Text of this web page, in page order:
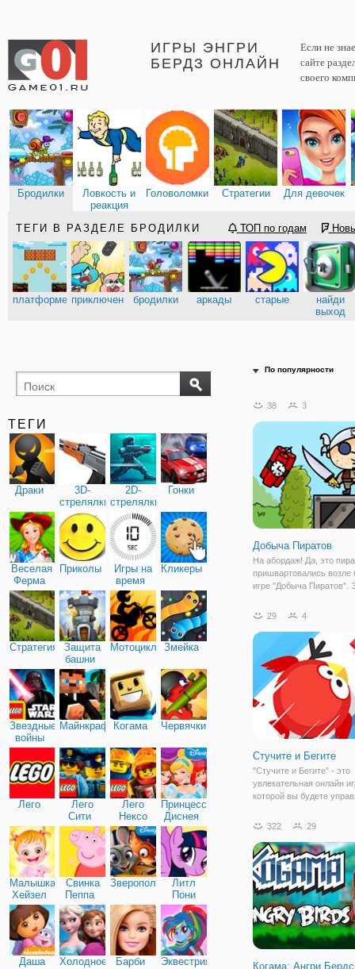
ИГРЫ ЭНГРИ
БЕРДЗ ОНЛАЙН
Если не
сайте
своего
Бродилки
Ловкость и
реакция
Головоломки Стратегии Для девочек
ТЕГИ В РАЗДЕЛЕ БРОДИЛКИ ТОП по годам
платформерыприключениябродилки аркады старые
найди
выход
ТЕГИ
Драки
3D-
стрелялки
2D-
стрелялки
Гонки
Веселая
Ферма
Приколы
Игры на
время
Кликеры
Стратегия
Защита
башни
МотоциклыЗмейка
Звездные
войны
МайнкрафтКогама Червячки
Лего
Лего
Сити
Лего
Нексо
Найтс
Принцессы
Диснея
Малышка
Хейзел
Свинка
Пеппа
Зверополис
Литл
Пони
Дружба
Даша
Холодное
Барби
Эквестрия
По популярности
38 3
Добыча Пиратов
На абордаж! Да, это
пришвартовались возле
игре "Добыча Пиратов".
которые украли клад и
далеко за горизонтом.
смогли далеко
29 4
Стучите и Бегите
"Стучите и Бегите" - это
увлекательная онлайн
которой вы будете
движется по
этом коридоре, для нас
загадкой, но тем не
322 29
Когама: Ангри Бердс